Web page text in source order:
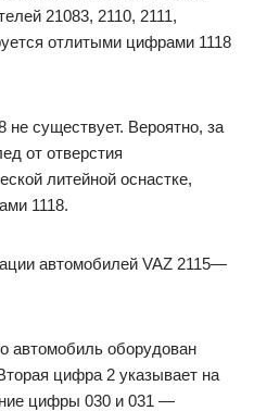
21083, 2110, 2111,
отлитыми цифрами 1118
не существует. Вероятно, за
от отверстия
литейной оснастке,
1118.
автомобилей VAZ 2115—
автомобиль оборудован
цифра 2 указывает на
цифры 030 и 031 —